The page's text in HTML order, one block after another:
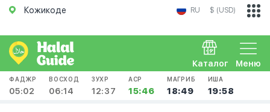
Кожикоде RU $ (USD)
Меню
Каталог
ФАДЖР
05:02
ВОСХОД
06:14
ЗУХР
12:37
АСР
15:46
МАГРИБ
18:49
ИША
19:58